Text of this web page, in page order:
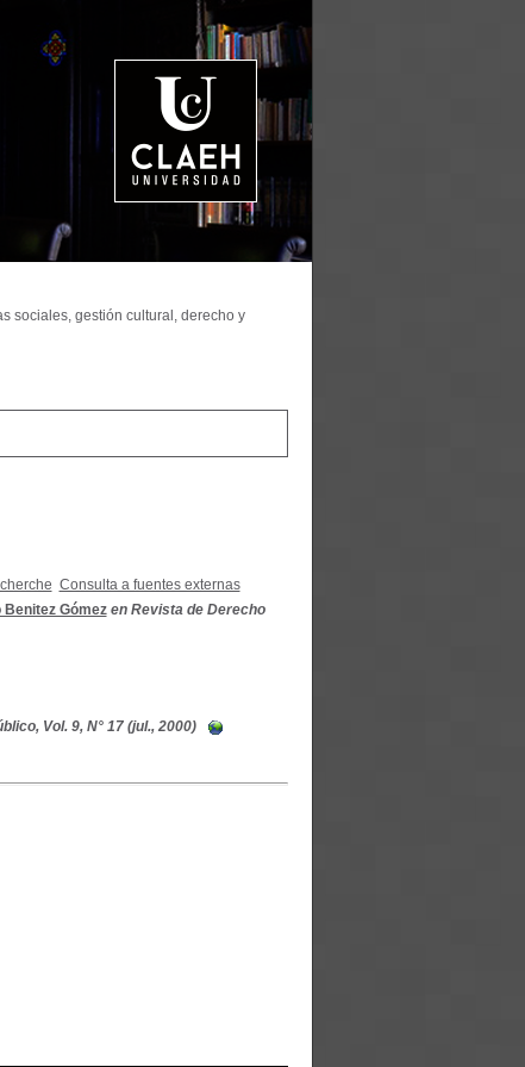
Consulta a fuentes externas
Gómez en Revista de Derecho
Vol. 9, N° 17 (jul., 2000)
sociales, gestión cultural, derecho y